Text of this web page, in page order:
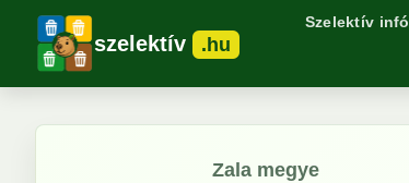
szelektív .hu
Szelektív infó
Zala megye